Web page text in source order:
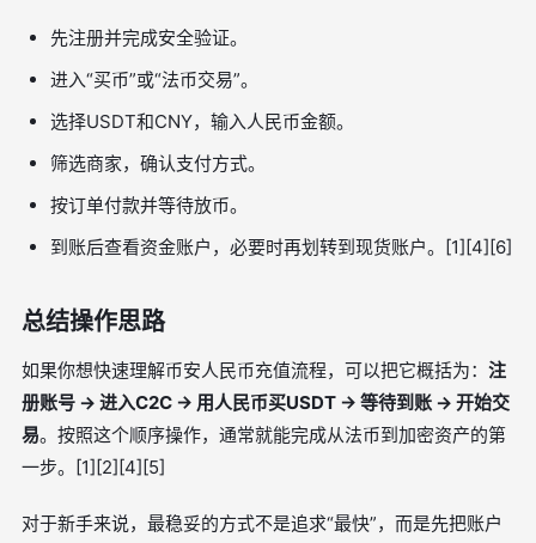
先注册并完成安全验证。
进入“买币”或“法币交易”。
选择USDT和CNY，输入人民币金额。
筛选商家，确认支付方式。
按订单付款并等待放币。
到账后查看资金账户，必要时再划转到现货账户。[1][4][6]
总结操作思路
如果你想快速理解币安人民币充值流程，可以把它概括为： 注
册账号 → 进入C2C → 用人民币买USDT → 等待到账 → 开始交
易。按照这个顺序操作，通常就能完成从法币到加密资产的第
一步。[1][2][4][5]
对于新手来说，最稳妥的方式不是追求“最快”，而是先把账户